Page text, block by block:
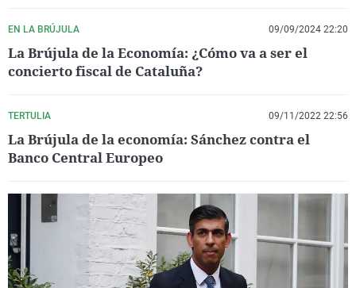
EN LA BRÚJULA 09/09/2024 22:20
La Brújula de la Economía: ¿Cómo va a ser el
concierto fiscal de Cataluña?
TERTULIA 09/11/2022 22:56
La Brújula de la economía: Sánchez contra el
Banco Central Europeo